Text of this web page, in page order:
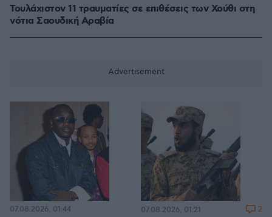
Τουλάχιστον 11 τραυματίες σε επιθέσεις των Χούθι στη
νότια Σαουδική Αραβία
07.08.2026, 01:44 07.08.2026, 01:21 2